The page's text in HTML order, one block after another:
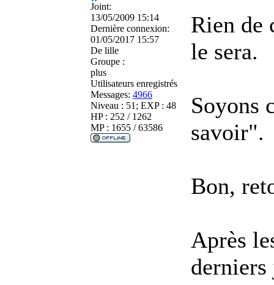
Joint:
13/05/2009 15:14
Dernière connexion:
01/05/2017 15:57
De lille
Groupe :
plus
Utilisateurs enregistrés
Messages: 4966
Niveau : 51; EXP : 48
HP : 252 / 1262
MP : 1655 / 63586
Rien de
le sera.
Soyons
savoir".
Bon,
Après